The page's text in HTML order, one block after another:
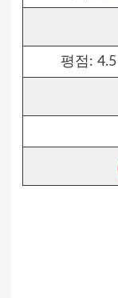
평점: 4.5